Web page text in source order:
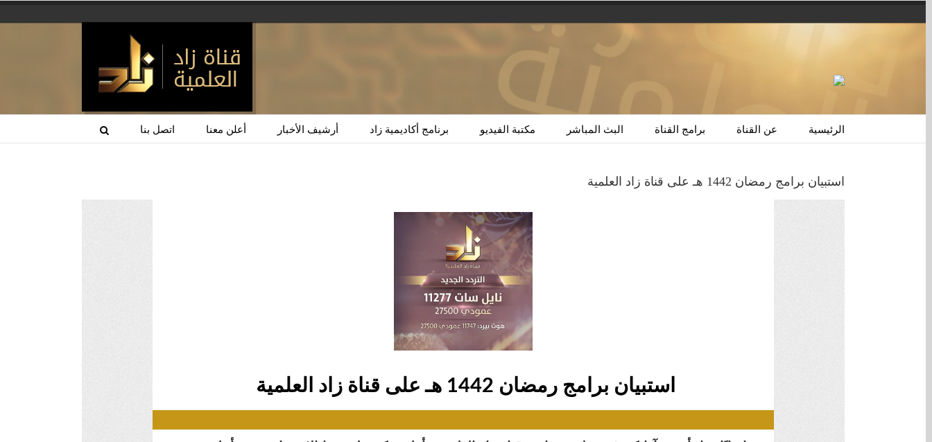
الرئيسية عن القناة برامج القناة البث المباشر مكتبة الفيديو برنامج أكاديمية زاد أرشيف الأخبار أعلن معنا اتصل بنا
استبيان برامج رمضان 1442 هـ على قناة زاد العلمية